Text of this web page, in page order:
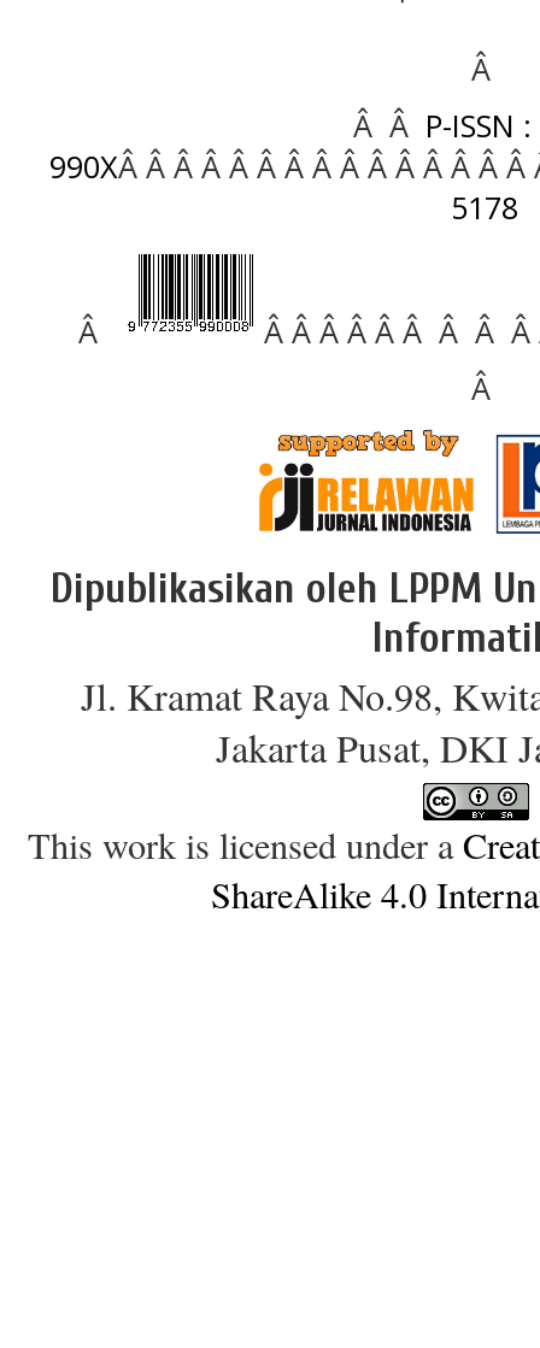
Â
Â Â P-ISSN
990XÂ Â Â Â Â Â Â Â Â Â Â Â Â Â
5178
Â
Â Â Â Â Â Â Â Â
Â
Dipublikasikan oleh LPPM
Jl. Kramat Raya No.98,
Jakarta Pusat, DKI
This work is licensed under a
ShareAlike 4.0